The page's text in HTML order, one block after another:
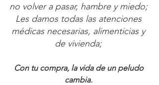
no volver a pasar, hambre y miedo;
Les damos todas las atenciones
médicas necesarias, alimenticias y
de vivienda;
Con tu compra, la vida de un peludo
cambia.